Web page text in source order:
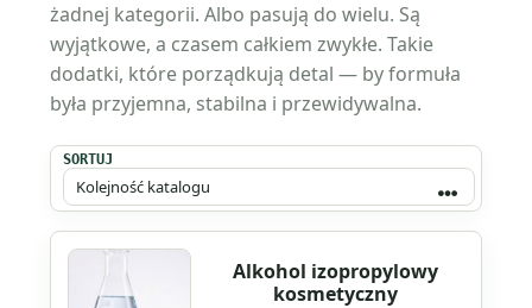
żadnej kategorii. Albo pasują do wielu. Są
wyjątkowe, a czasem całkiem zwykłe. Takie
dodatki, które porządkują detal — by formuła
była przyjemna, stabilna i przewidywalna.
SORTUJ
Alkohol izopropylowy
kosmetyczny